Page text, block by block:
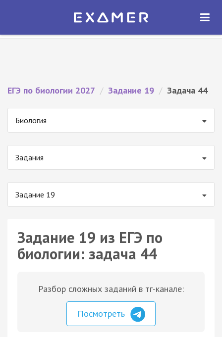
Экзамер — ЕГЭ 2027
ОТКРЫТЬ
ЕГЭ по биологии 2027 / Задание 19 / Задача 44
Биология
Задания
Задание 19
Задание 19 из ЕГЭ по
биологии: задача 44
Разбор сложных заданий в тг-канале:
Посмотреть